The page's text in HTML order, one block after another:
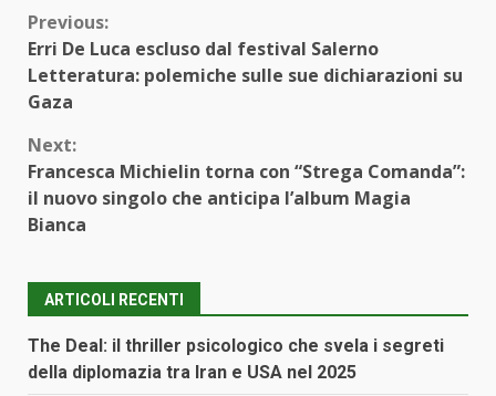
Continue
Reading
Previous:
Erri De Luca escluso dal festival Salerno
Letteratura: polemiche sulle sue dichiarazioni su
Gaza
Next:
Francesca Michielin torna con “Strega Comanda”:
il nuovo singolo che anticipa l’album Magia
Bianca
ARTICOLI RECENTI
The Deal: il thriller psicologico che svela i segreti
della diplomazia tra Iran e USA nel 2025